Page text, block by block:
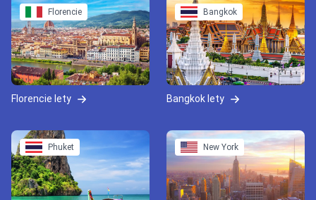
Florencie
Florencie lety
Bangkok
Bangkok lety
Phuket New York